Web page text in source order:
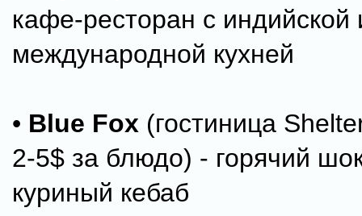
кафе-ресторан с индийской
международной кухней
• Blue Fox (гостиница
2-5$ за блюдо) - горячий
куриный кебаб